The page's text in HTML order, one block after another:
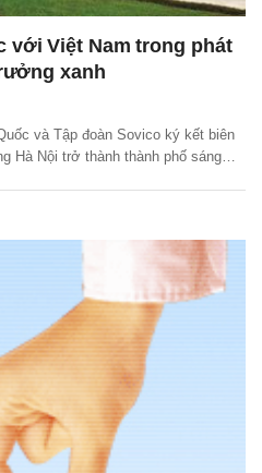
với Việt Nam trong phát
xanh
và Tập đoàn Sovico ký kết biên
Hà Nội trở thành thành phố sáng